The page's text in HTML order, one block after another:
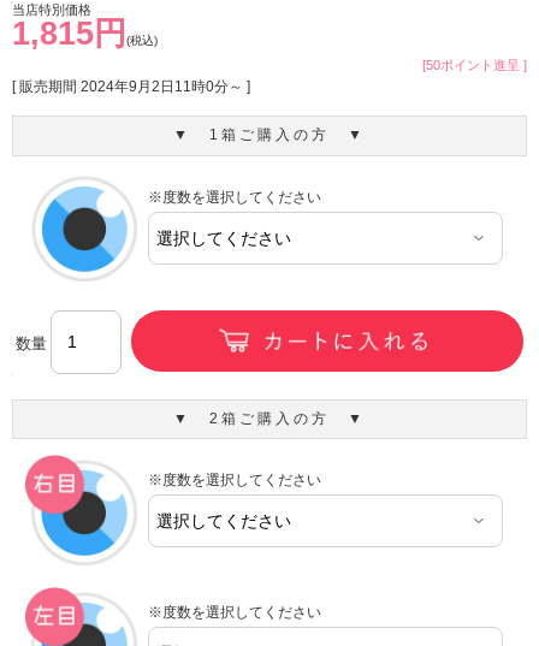
当店特別価格
1,815円 (税込)
[50ポイント進呈 ]
[ 販売期間 2024年9月2日11時0分～ ]
▼ 1箱ご購入の方 ▼
※度数を選択してください
数量
▼ 2箱ご購入の方 ▼
※度数を選択してください
※度数を選択してください